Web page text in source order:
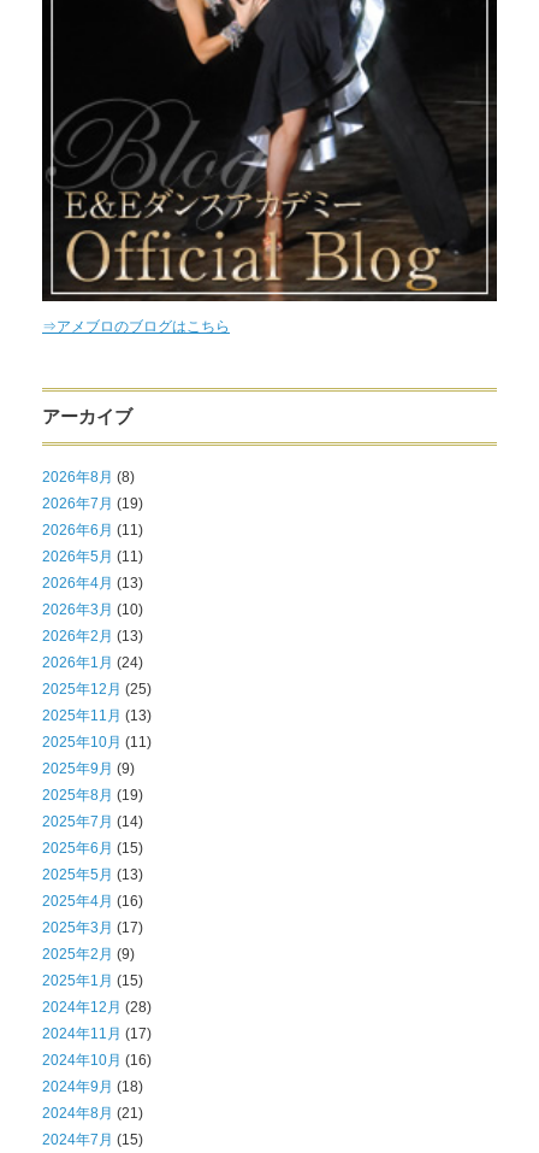
⇒アメブロのブログはこちら
アーカイブ
2026年8月 (8)
2026年7月 (19)
2026年6月 (11)
2026年5月 (11)
2026年4月 (13)
2026年3月 (10)
2026年2月 (13)
2026年1月 (24)
2025年12月 (25)
2025年11月 (13)
2025年10月 (11)
2025年9月 (9)
2025年8月 (19)
2025年7月 (14)
2025年6月 (15)
2025年5月 (13)
2025年4月 (16)
2025年3月 (17)
2025年2月 (9)
2025年1月 (15)
2024年12月 (28)
2024年11月 (17)
2024年10月 (16)
2024年9月 (18)
2024年8月 (21)
2024年7月 (15)